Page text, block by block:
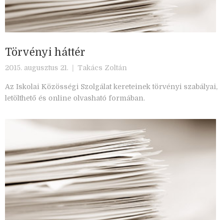
Törvényi háttér
2015. augusztus 21. | Takács Zoltán
Az Iskolai Közösségi Szolgálat kereteinek törvényi szabályai,
letölthető és online olvasható formában.